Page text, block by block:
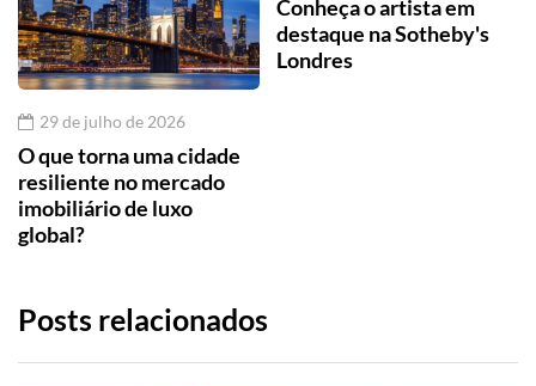
29 de julho de 2026
O que torna uma cidade
resiliente no mercado
imobiliário de luxo
global?
Conheça o artista em
destaque na Sotheby's
Londres
Posts relacionados